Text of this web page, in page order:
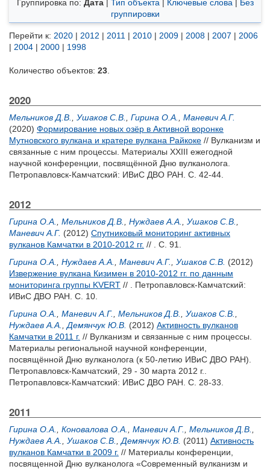
Группировка по: Дата| Тип объекта | Ключевые слова | Без
группировки
Перейти к: 2020 | 2012 | 2011 | 2010 | 2009 | 2008 | 2007 | 2006
| 2004 | 2000 | 1998
Количество объектов: 23
2020
Мельников Д.В. Ушаков С.В. Гирина О.А.
Маневич А.Г.
(2020) Формирование новых озёр в Активной воронке
Мутновского вулкана и кратере вулкана Райкоке // Вулканизм и
связанные с ним процессы. Материалы XXIII ежегодной
научной конференции, посвящённой Дню вулканолога.
Петропавловск-Камчатский: ИВиС ДВО РАН. С. 42-44.
2012
Гирина О.А. Мельников Д.В. Нуждаев А.А. Ушаков С.В.
Маневич А.Г. (2012) Спутниковый мониторинг активных
вулканов Камчатки в 2010-2012 гг. // . С. 91.
Гирина О.А.
Нуждаев А.А. Маневич А.Г. Ушаков С.В. (2012)
Извержение вулкана Кизимен в 2010-2012 гг. по данным
мониторинга группы KVERT // . Петропавловск-Камчатский:
ИВиС ДВО РАН. С. 10.
Гирина О.А.
Маневич А.Г. Мельников Д.В. Ушаков С.В.
Нуждаев А.А.
Демянчук Ю.В. (2012) Активность вулканов
Камчатки в 2011 г. // Вулканизм и связанные с ним процессы.
Материалы региональной научной конференции,
посвящённой Дню вулканолога (к 50-летию ИВиС ДВО РАН).
Петропавловск-Камчатский, 29 - 30 марта 2012 г..
Петропавловск-Камчатский: ИВиС ДВО РАН. С. 28-33.
2011
Гирина О.А. Коновалова О.А. Маневич А.Г. Мельников Д.В.
Нуждаев А.А.
Ушаков С.В. Демянчук Ю.В. (2011) Активность
вулканов Камчатки в 2009 г. // Материалы конференции,
посвященной Дню вулканолога «Современный вулканизм и